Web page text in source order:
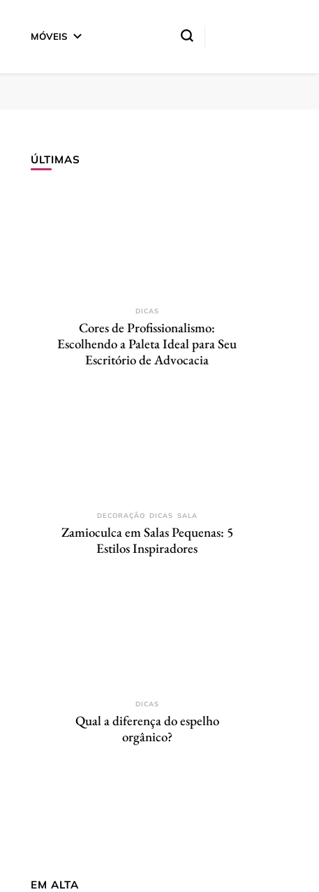
MÓVEIS
ÚLTIMAS
DICAS
Cores de Profissionalismo:
Escolhendo a Paleta Ideal para Seu
Escritório de Advocacia
DECORAÇÃO DICAS SALA
Zamioculca em Salas Pequenas: 5
Estilos Inspiradores
DICAS
Qual a diferença do espelho
orgânico?
EM ALTA